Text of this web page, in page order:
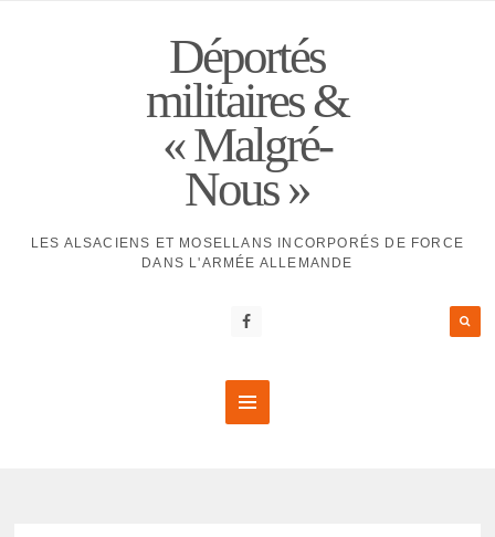
Déportés
militaires &
« Malgré-
Nous »
LES ALSACIENS ET MOSELLANS INCORPORÉS DE FORCE
DANS L'ARMÉE ALLEMANDE